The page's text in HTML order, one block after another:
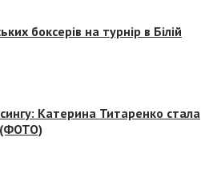
боксерів на турнір в Білій
Катерина Титаренко стала
(ФОТО)